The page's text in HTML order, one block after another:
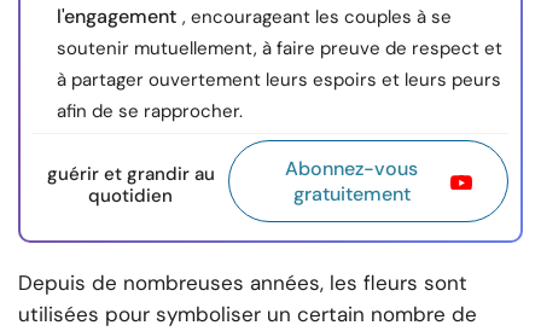
l'engagement , encourageant les couples à se
soutenir mutuellement, à faire preuve de respect et
à partager ouvertement leurs espoirs et leurs peurs
afin de se rapprocher.
guérir et grandir au
quotidien
Abonnez-vous
gratuitement
Depuis de nombreuses années, les fleurs sont
utilisées pour symboliser un certain nombre de